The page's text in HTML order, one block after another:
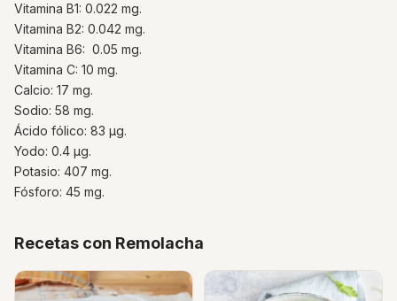
Vitamina B1: 0.022 mg.
Vitamina B2: 0.042 mg.
Vitamina B6: 0.05 mg.
Vitamina C: 10 mg.
Calcio: 17 mg.
Sodio: 58 mg.
Ácido fólico: 83 µg.
Yodo: 0.4 µg.
Potasio: 407 mg.
Fósforo: 45 mg.
Recetas con Remolacha